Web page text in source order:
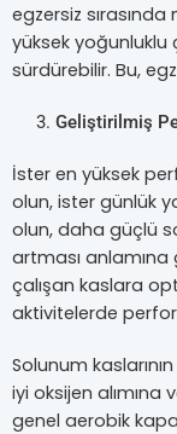
egzersiz sırasında
yüksek yoğunluklu
sürdürebilir. Bu,
Geliştirilmiş
İster en yüksek
olun, ister günlük
olun, daha güçlü
artması anlamına
çalışan kaslara
aktivitelerde
Solunum
iyi oksijen alımına
genel aerobik